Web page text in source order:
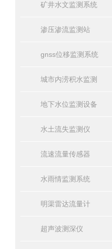
矿井水文监测系统
渗压渗流监测站
gnss位移监测系统
城市内涝积水监测
地下水位监测设备
水土流失监测仪
流速流量传感器
水雨情监测系统
明渠雷达流量计
超声波测深仪